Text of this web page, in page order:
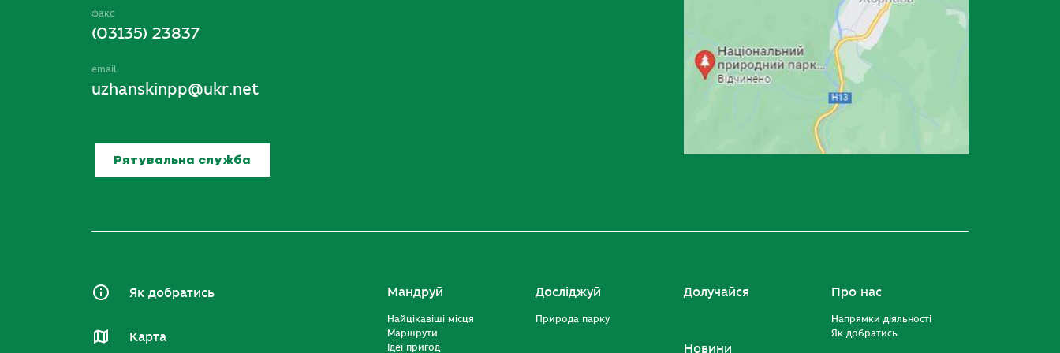
факс
(03135) 23837
email
uzhanskinpp@ukr.net
Рятувальна служба
Як добратись
Карта
Мандруй
Найцікавіші місця
Маршрути
Ідеї пригод
Досліджуй
Природа парку
Долучайся
Новини
Про нас
Напрямки діяльності
Як добратись